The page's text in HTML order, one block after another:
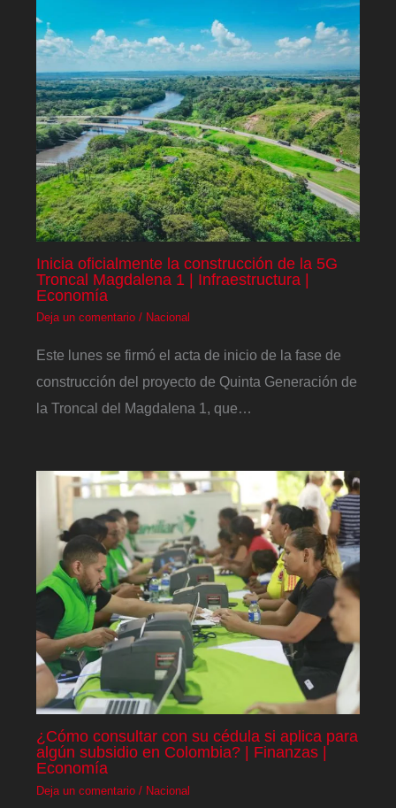
Inicia oficialmente la construcción de la 5G
Troncal Magdalena 1 | Infraestructura |
Economía
Deja un comentario / Nacional
Este lunes se firmó el acta de inicio de la fase de
construcción del proyecto de Quinta Generación de
la Troncal del Magdalena 1, que…
¿Cómo consultar con su cédula si aplica para
algún subsidio en Colombia? | Finanzas |
Economía
Deja un comentario / Nacional